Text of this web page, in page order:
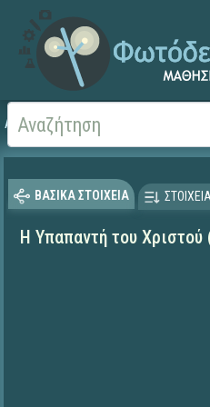
Αρχική
ΒΑΣΙΚΑ ΣΤΟΙΧΕΙΑ
Η Υπαπαντή του